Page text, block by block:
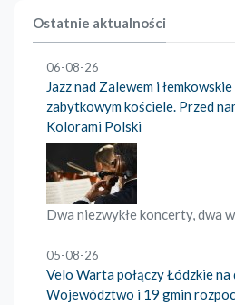
Ostatnie aktualności
06-08-26
Jazz nad Zalewem i
zabytkowym kościele. Przed
Kolorami Polski
Dwa niezwykłe koncerty, dwa
05-08-26
Velo Warta połączy Łódzkie na
Województwo i 19 gmin